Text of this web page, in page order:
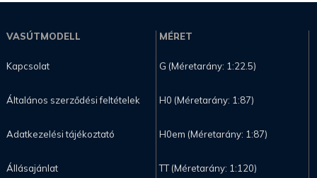
VASÚTMODELL
Kapcsolat
Általános szerződési feltételek
Adatkezelési tájékoztató
Állásajánlat
MÉRET
G (Méretarány: 1:22.5)
H0 (Méretarány: 1:87)
H0em (Méretarány: 1:87)
TT (Méretarány: 1:120)